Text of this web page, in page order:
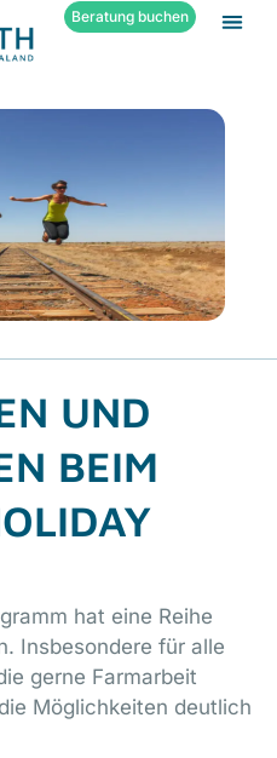
Beratung buchen
UND
BEIM
hat eine Reihe
Insbesondere für alle
gerne Farmarbeit
Möglichkeiten deutlich